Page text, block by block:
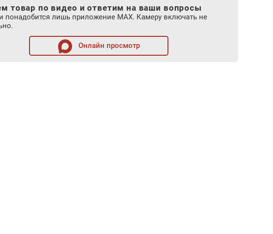
товар по видео и ответим на ваши вопросы
понадобится лишь приложение MAX. Камеру включать не
Онлайн просмотр